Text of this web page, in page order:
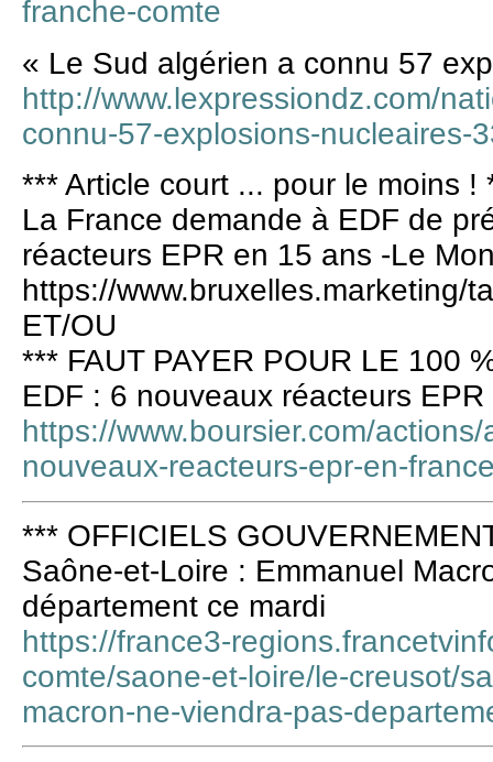
franche-comte
« Le Sud algérien a connu 57
http://www.lexpressiondz.com/
connu-57-explosions-nucleaires-
*** Article court ... pour le moins !
La France demande à EDF de
réacteurs EPR en 15 ans -Le
https://www.bruxelles.marketing/
ET/OU
*** FAUT PAYER POUR LE 100
EDF : 6 nouveaux réacteurs
https://www.boursier.com/
nouveaux-reacteurs-epr-en-
*** OFFICIELS
Saône-et-Loire : Emmanuel
département ce mardi
https://france3-
comte/saone-et-loire/le-creusot/
macron-ne-viendra-pas-